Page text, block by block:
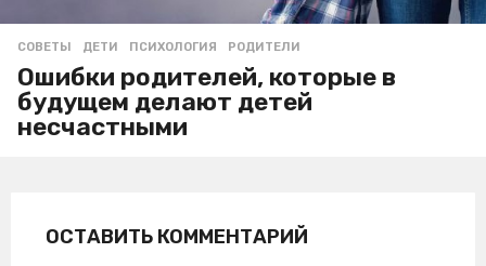
СОВЕТЫ ДЕТИ ,ПСИХОЛОГИЯ ,РОДИТЕЛИ
Ошибки родителей, которые в
будущем делают детей
несчастными
ОСТАВИТЬ КОММЕНТАРИЙ